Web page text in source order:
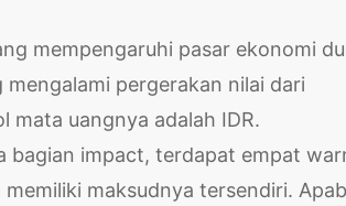
mempengaruhi pasar ekonomi
pergerakan nilai dari
mata uangnya adalah IDR.
bagian impact, terdapat empat
maksudnya tersendiri.